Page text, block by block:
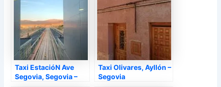
Taxi EstacióN Ave
Segovia, Segovia –
Taxi Olivares, Ayllón –
Segovia